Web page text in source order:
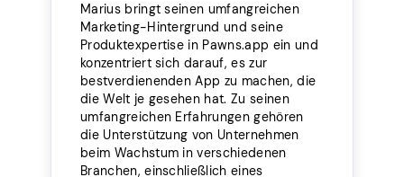
Marius bringt seinen umfangreichen
Marketing-Hintergrund und seine
Produktexpertise in Pawns.app ein und
konzentriert sich darauf, es zur
bestverdienenden App zu machen, die
die Welt je gesehen hat. Zu seinen
umfangreichen Erfahrungen gehören
die Unterstützung von Unternehmen
beim Wachstum in verschiedenen
Branchen, einschließlich eines